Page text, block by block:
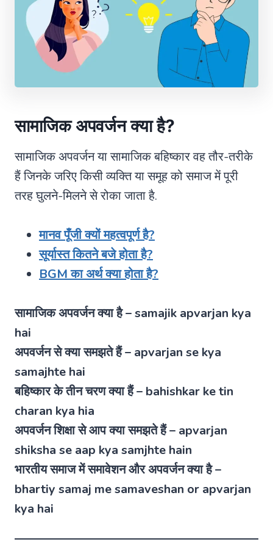
सामाजिक अपवर्जन क्या है?
सामाजिक अपवर्जन या सामाजिक बहिष्कार वह तौर-तरीके
हैं जिनके जरिए किसी व्यक्ति या समूह को समाज में पूरी
तरह घुलने-मिलने से रोका जाता है.
मानव पूँजी क्यों महत्वपूर्ण है?
सूर्यास्त कितने बजे होता है?
BGM का अर्थ क्या होता है?
सामाजिक अपवर्जन क्या है – samajik apvarjan kya
hai
अपवर्जन से क्या समझते हैं – apvarjan se kya
samajhte hai
बहिष्कार के तीन चरण क्या हैं – bahishkar ke tin
charan kya hia
अपवर्जन शिक्षा से आप क्या समझते हैं – apvarjan
shiksha se aap kya samjhte hain
भारतीय समाज में समावेशन और अपवर्जन क्या है –
bhartiy samaj me samaveshan or apvarjan
kya hai